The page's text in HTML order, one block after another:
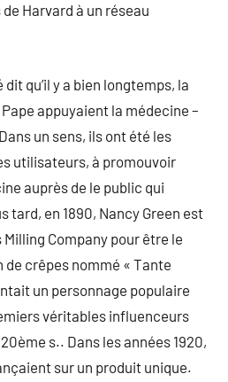
Harvard à un réseau
qu’il y a bien longtemps, la
appuyaient la médecine –
un sens, ils ont été les
utilisateurs, à promouvoir
auprès de le public qui
tard, en 1890, Nancy Green est
Milling Company pour être le
crêpes nommé « Tante
un personnage populaire
véritables influenceurs
s.. Dans les années 1920,
sur un produit unique.